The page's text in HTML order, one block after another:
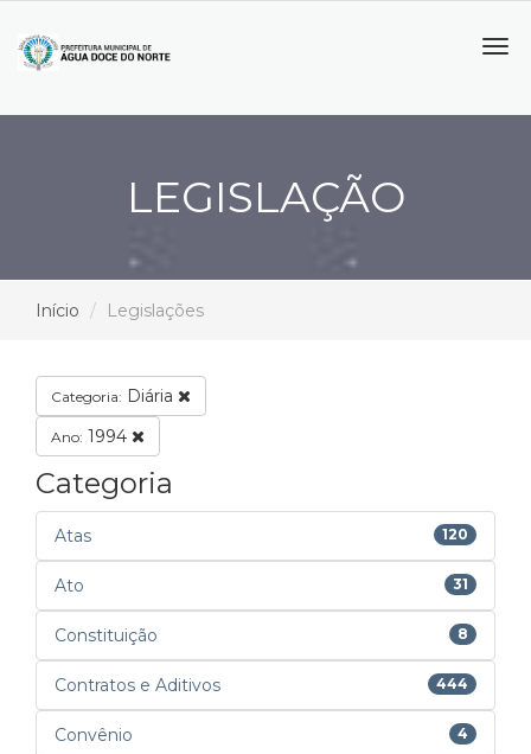
LEGISLAÇÃO
Início Legislações
Categoria: Diária
Ano: 1994
Categoria
Atas 120
Ato 31
Constituição 8
Contratos e Aditivos 444
Convênio 4